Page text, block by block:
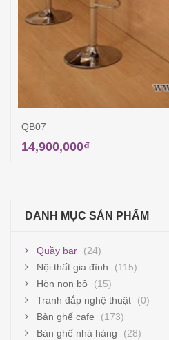
QB07
14,900,000₫
DANH MỤC SẢN PHẨM
Quầy bar
(24)
Nội thất gia đình
(115)
Hòn non bộ
(15)
Tranh đắp nghệ thuật
(0)
Bàn ghế cafe
(173)
Bàn ghế nhà hàng
(28)